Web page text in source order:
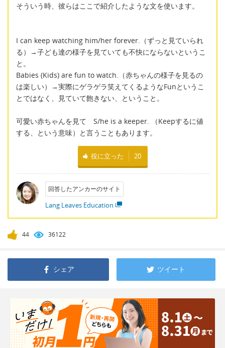
そういう時、彼らはここで紹介したような文を使います。
I can keep watching him/her forever.（ずっと見ていられ
る）→子ども達の様子を見ていても不快にならないというこ
と。
Babies (Kids) are fun to watch.（赤ちゃんの様子を見るの
は楽しい）→実際にゲラゲラ笑えてくるようなFunというこ
とではなく、見ていて飽きない、ということ。
可愛い赤ちゃんを見て S/he is a keeper. （Keepするに値
する、という意味）と言うこともあります。
役に立った 20
回答したアンカーのサイト
Lang Leaves Education
44 36122
シェア ツイート